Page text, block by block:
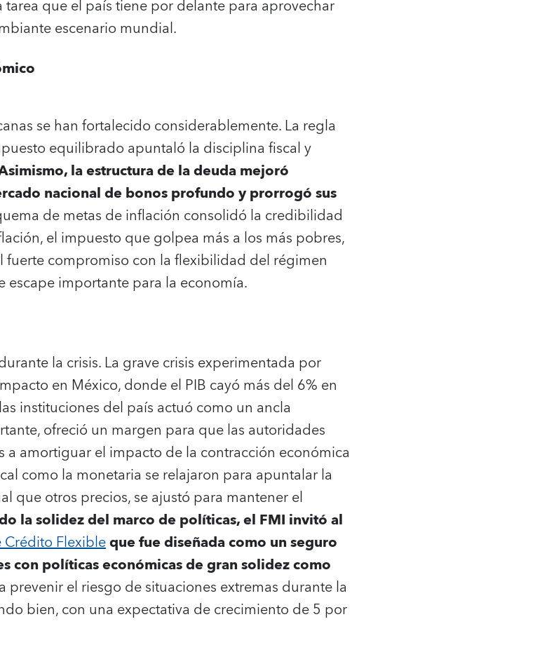
que el país tiene por delante para aprovechar
escenario mundial.
se han fortalecido considerablemente. La regla
equilibrado apuntaló la disciplina fiscal y
la estructura de la deuda mejoró
nacional de bonos profundo y prorrogó sus
de metas de inflación consolidó la credibilidad
el impuesto que golpea más a los más pobres,
fuerte compromiso con la flexibilidad del régimen
importante para la economía.
la crisis. La grave crisis experimentada por
en México, donde el PIB cayó más del 6% en
instituciones del país actuó como un ancla
ofreció un margen para que las autoridades
amortiguar el impacto de la contracción económica
como la monetaria se relajaron para apuntalar la
que otros precios, se ajustó para mantener el
la solidez del marco de políticas, el FMI invitó al
Crédito Flexibleque fue diseñada como un seguro
con políticas económicas de gran solidez como
prevenir el riesgo de situaciones extremas durante la
bien, con una expectativa de crecimiento de 5 por